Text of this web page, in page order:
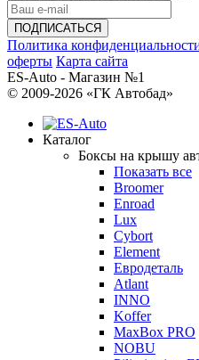
Политика
оферты Карта сайта
ES-Auto - Магазин №1
© 2009-2026 «ГК Автобад»
Каталог
Боксы на крышу
Показать все
Broomer
Enroad
Lux
Cybort
Element
Евродеталь
Atlant
INNO
Koffer
MaxBox PRO
NOBU